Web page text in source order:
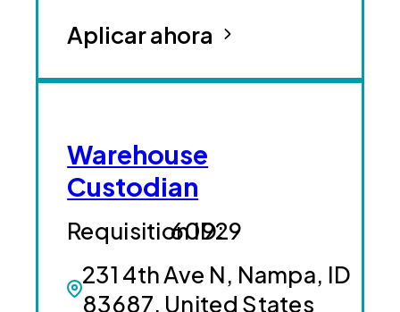
Aplicar ahora
Warehouse
Custodian
231 4th Ave N, Nampa, ID
83687, United States
60929